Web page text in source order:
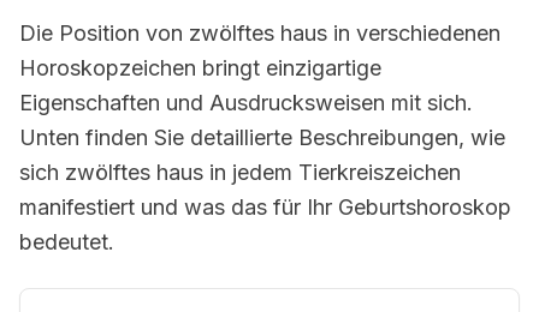
Die Position von zwölftes haus in verschiedenen
Horoskopzeichen bringt einzigartige
Eigenschaften und Ausdrucksweisen mit sich.
Unten finden Sie detaillierte Beschreibungen, wie
sich zwölftes haus in jedem Tierkreiszeichen
manifestiert und was das für Ihr Geburtshoroskop
bedeutet.